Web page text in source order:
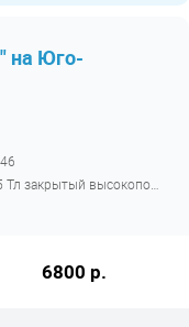
на Юго-
6800 р.